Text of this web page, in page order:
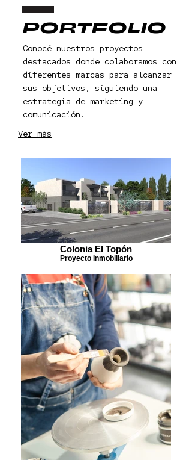
PORTFOLIO
Conocé nuestros proyectos
destacados donde colaboramos con
diferentes marcas para alcanzar
sus objetivos, siguiendo una
estrategia de marketing y
comunicación.
Ver más
Colonia El Topón
Proyecto Inmobiliario